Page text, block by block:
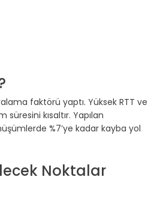
faktörü yaptı. Yüksek RTT ve
kısaltır. Yapılan
%7’ye kadar kayba yol
Noktalar